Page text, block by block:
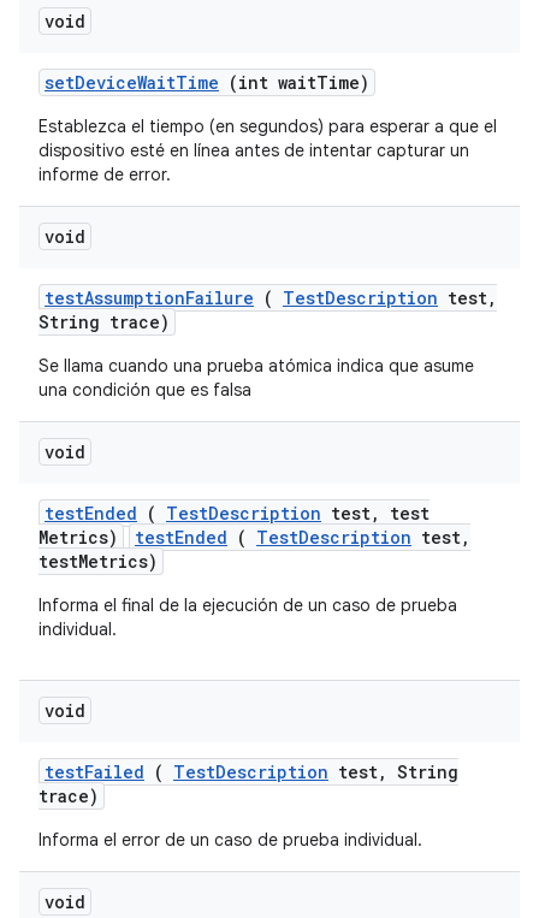
void
setDeviceWaitTime (int waitTime)
Establezca el tiempo (en segundos) para esperar a que el
dispositivo esté en línea antes de intentar capturar un
informe de error.
void
testAssumptionFailure ( TestDescription test,
String trace)
Se llama cuando una prueba atómica indica que asume
una condición que es falsa
void
testEnded ( TestDescription test,
test
Metrics)
testEnded ( TestDescription test,
testMetrics)
Informa el final de la ejecución de un caso de prueba
individual.
void
testFailed ( TestDescription test, String
trace)
Informa el error de un caso de prueba individual.
void